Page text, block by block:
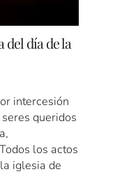
del día de la
intercesión
queridos
los actos
iglesia de